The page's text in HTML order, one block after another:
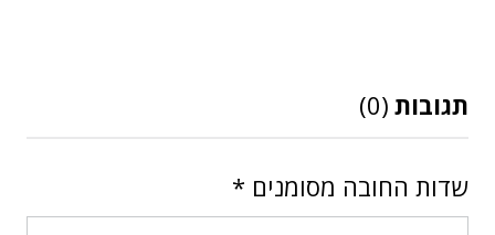
תגובות (0)
שדות החובה מסומנים *